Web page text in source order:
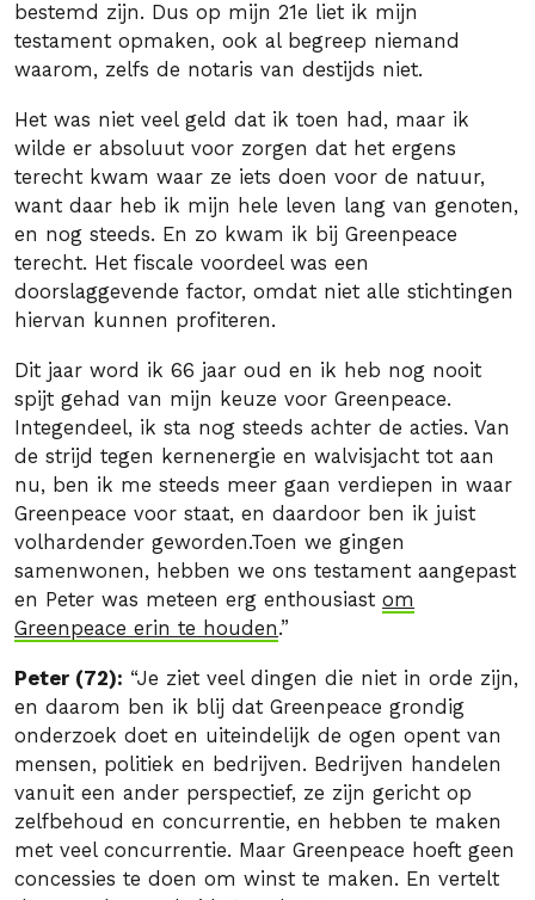
bestemd zijn. Dus op mijn 21e liet ik mijn
testament opmaken, ook al begreep niemand
waarom, zelfs de notaris van destijds niet.
Het was niet veel geld dat ik toen had, maar ik
wilde er absoluut voor zorgen dat het ergens
terecht kwam waar ze iets doen voor de natuur,
want daar heb ik mijn hele leven lang van genoten,
en nog steeds. En zo kwam ik bij Greenpeace
terecht. Het fiscale voordeel was een
doorslaggevende factor, omdat niet alle stichtingen
hiervan kunnen profiteren.
Dit jaar word ik 66 jaar oud en ik heb nog nooit
spijt gehad van mijn keuze voor Greenpeace.
Integendeel, ik sta nog steeds achter de acties. Van
de strijd tegen kernenergie en walvisjacht tot aan
nu, ben ik me steeds meer gaan verdiepen in waar
Greenpeace voor staat, en daardoor ben ik juist
volhardender geworden.Toen we gingen
samenwonen, hebben we ons testament aangepast
en Peter was meteen erg enthousiast om
Greenpeace erin te houden.”
Peter (72): “Je ziet veel dingen die niet in orde zijn,
en daarom ben ik blij dat Greenpeace grondig
onderzoek doet en uiteindelijk de ogen opent van
mensen, politiek en bedrijven. Bedrijven handelen
vanuit een ander perspectief, ze zijn gericht op
zelfbehoud en concurrentie, en hebben te maken
met veel concurrentie. Maar Greenpeace hoeft geen
concessies te doen om winst te maken. En vertelt